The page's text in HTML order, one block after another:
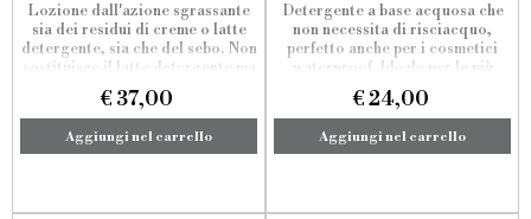
Lozione dall'azione sgrassante
sia dei residui di creme o latte
detergente, sia che del sebo. Non
sostituisce il latte detergente ma
ne completa e approfondisce
l'azione pulente in caso di
trattamenti con Acido Glicolico.
€ 37,00
Aggiungi nel carrello
Detergente a base acquosa che
non necessita di risciacquo,
perfetto anche per i cosmetici
waterproof. Ideale per le più
pigre, che hanno voglia di
detergere e struccare il viso in
un solo gesto.
€ 24,00
Aggiungi nel carrello